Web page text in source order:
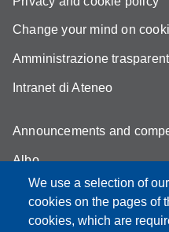
We use a selection of
cookies on the pages of
cookies, which are
Change your mind on
Amministrazione
Intranet di Ateneo
Announcements and
Albo
Online teaching mode
Student secretariat